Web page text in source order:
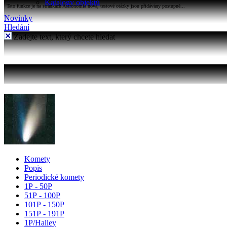
Katalogy objektů
Tato funkce je na stránkách Astronomia nová, testové otázky jsou přidávány postupně...
Novinky
Hledání
Zadejte text, který chcete hledat
Komety
Popis
Periodické komety
1P - 50P
51P - 100P
101P - 150P
151P - 191P
1P/Halley